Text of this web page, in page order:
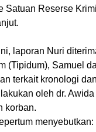
Satuan Reserse
laporan Nuri
(Tipidum), Samuel
terkait kronologi
oleh dr.
korban.
menyebutkan: